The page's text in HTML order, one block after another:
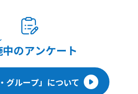
中のアンケート
グループ」について